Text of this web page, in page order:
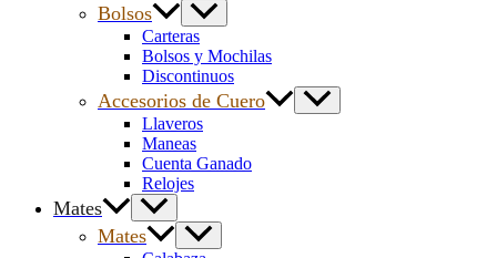
Bolsos
Carteras
Bolsos y Mochilas
Discontinuos
Accesorios de Cuero
Llaveros
Maneas
Cuenta Ganado
Relojes
Mates
Mates